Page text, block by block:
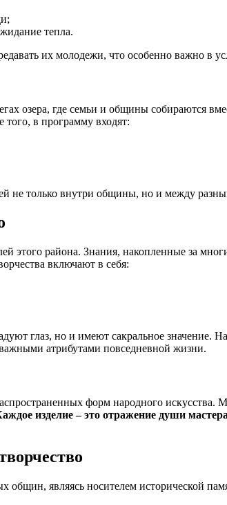
тепла.
их молодежи, что особенно важно в
озера, где семьи и общины собираются
того, в программу входят:
не только внутри общины, но и между
этого района. Знания, накопленные за
включают в себя:
глаз, но и имеют сакральное
атрибутами повседневной жизни.
форм народного
изделие – это отражение души
являясь носителем исторической